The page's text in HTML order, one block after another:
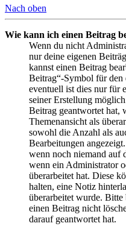
Nach oben
Wie kann ich einen Beitrag
Wenn du nicht
nur deine eigenen
kannst einen Beitrag
Beitrag“-Symbol für den
eventuell ist dies nur für
seiner Erstellung
Beitrag geantwortet hat,
Themenansicht als
sowohl die Anzahl als
Bearbeitungen
wenn noch niemand auf
wenn ein Administrator
überarbeitet hat. Diese
halten, eine Notiz
überarbeitet wurde. Bitte
einen Beitrag nicht
darauf geantwortet hat.